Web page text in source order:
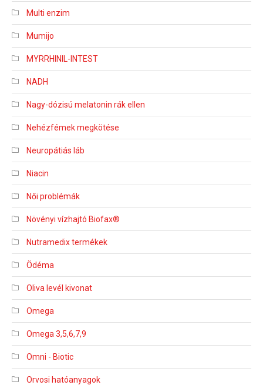
Multi enzim
Mumijo
MYRRHINIL-INTEST
NADH
Nagy-dózisú melatonin rák ellen
Nehézfémek megkötése
Neuropátiás láb
Niacin
Női problémák
Növényi vízhajtó Biofax®
Nutramedix termékek
Ödéma
Oliva levél kivonat
Omega
Omega 3,5,6,7,9
Omni - Biotic
Orvosi hatóanyagok